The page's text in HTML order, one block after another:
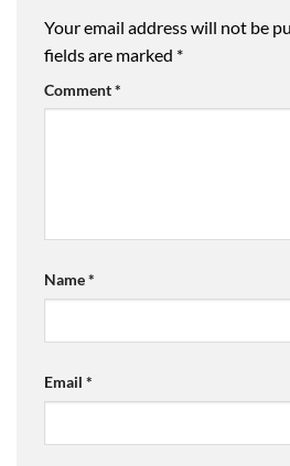
Your email address will not be
fields are marked *
Comment*
Name*
Email *